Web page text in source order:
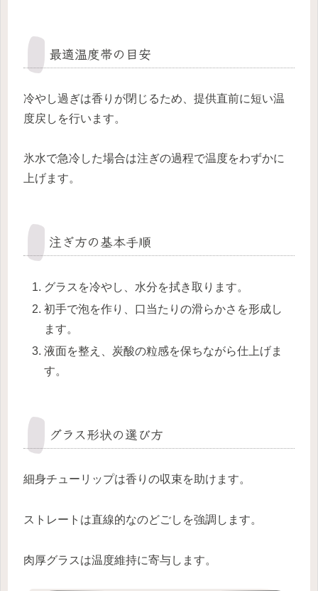
最適温度帯の目安
冷やし過ぎは香りが閉じるため、提供直前に短い温
度戻しを行います。
氷水で急冷した場合は注ぎの過程で温度をわずかに
上げます。
注ぎ方の基本手順
グラスを冷やし、水分を拭き取ります。
初手で泡を作り、口当たりの滑らかさを形成し
ます。
液面を整え、炭酸の粒感を保ちながら仕上げま
す。
グラス形状の選び方
細身チューリップは香りの収束を助けます。
ストレートは直線的なのどごしを強調します。
肉厚グラスは温度維持に寄与します。